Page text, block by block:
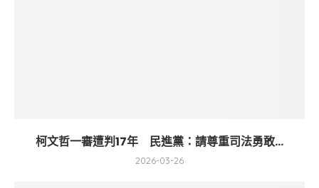
柯文哲一審遭判17年 民進黨：請尊重司法勇敢...
2026-03-26